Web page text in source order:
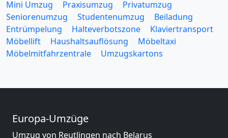
Mini Umzug
Praxisumzug
Privatumzug
Seniorenumzug
Studentenumzug
Beiladung
Entrümpelung
Halteverbotszone
Klaviertransport
Möbellift
Haushaltsauflösung
Möbeltaxi
Möbelmitfahrzentrale
Umzugskartons
Europa-Umzüge
Umzug von Reutlingen nach Belarus